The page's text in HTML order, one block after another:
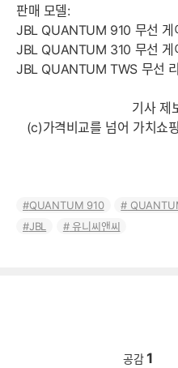
판매 모델:
JBL QUANTUM 910 무선 게
JBL QUANTUM 310 무선 게
JBL QUANTUM TWS 무선
기사 제
(c)가격비교를 넘어 가치쇼
QUANTUM 910
JBL
유니씨앤씨
공감 1